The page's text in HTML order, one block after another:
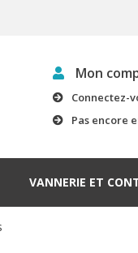
Mon
Connectez-
Pas encore
VANNERIE ET